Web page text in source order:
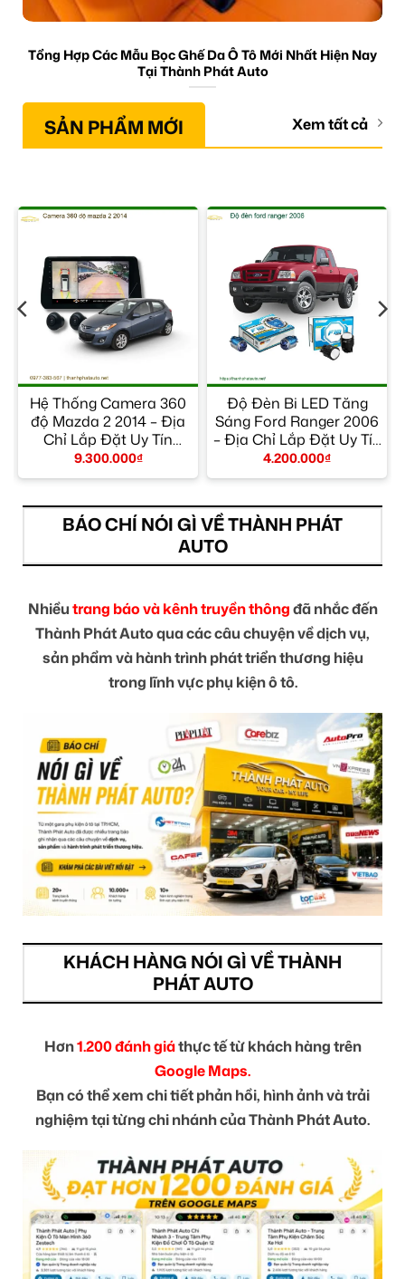
Tổng Hợp Các Mẫu Bọc Ghế Da Ô Tô Mới Nhất Hiện Nay
Tại Thành Phát Auto
SẢN PHẨM MỚI Xem tất cả
Hệ Thống Camera 360
độ Mazda 2 2014 – Địa
Chỉ Lắp Đặt Uy Tín
TPHCM
9.300.000₫
Độ Đèn Bi LED Tăng
Sáng Ford Ranger 2006
– Địa Chỉ Lắp Đặt Uy Tín
TPHCM
4.200.000₫
BÁO CHÍ NÓI GÌ VỀ THÀNH PHÁT
AUTO
Nhiềutrang báo và kênh truyền thôngđã nhắc đến
Thành Phát Auto qua các câu chuyện về dịch vụ,
sản phẩm và hành trình phát triển thương hiệu
trong lĩnh vực phụ kiện ô tô.
KHÁCH HÀNG NÓI GÌ VỀ THÀNH
PHÁT AUTO
Hơn1.200 đánh giáthực tế từ khách hàng trên
Google Maps.
Bạn có thể xem chi tiết phản hồi, hình ảnh và trải
nghiệm tại từng chi nhánh của Thành Phát Auto.